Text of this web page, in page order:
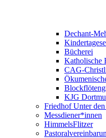
Dechant-
Bücherei
Katholische
CAG-
KJG
Friedhof Unter
Messdiener*innen
HimmelsFlitzer